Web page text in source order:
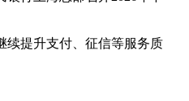
续提升支付、征信等服务质